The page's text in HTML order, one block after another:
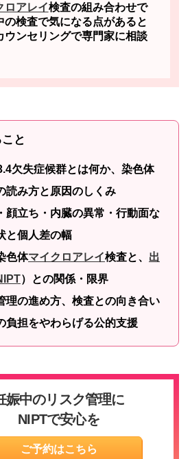
ロアレイ検査の組み合わせで
の検査で気になる点があると
ウンセリングで専門家に相談
と
欠失症候群とは何か、染色体
読み方と原因のしくみ
顔立ち・内臓の異常・行動面な
と個人差の幅
色体マイクロアレイ検査と、 出
）との関係・限界
理の進め方、検査との向き合い
負担をやわらげる公的支援
娠中のリスク管理に
NIPTで安心を
ご予約はこちら